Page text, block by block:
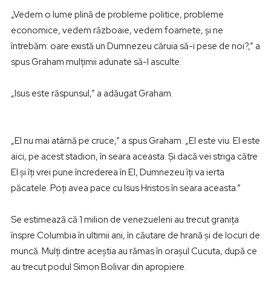
„Vedem o lume plină de probleme politice, probleme
economice, vedem războaie, vedem foamete, şi ne
întrebăm: oare există un Dumnezeu căruia să-i pese de noi?,” a
spus Graham mulţimii adunate să-l asculte.
„Isus este răspunsul,” a adăugat Graham.
„El nu mai atârnă pe cruce,” a spus Graham. „El este viu. El este
aici, pe acest stadion, în seara aceasta. Şi dacă vei striga către
El şi îţi vrei pune încrederea în El, Dumnezeu îţi va ierta
păcatele. Poţi avea pace cu Isus Hristos în seara aceasta.”
Se estimează că 1 milion de venezueleni au trecut graniţa
înspre Columbia în ultimii ani, în căutare de hrană şi de locuri de
muncă. Mulţi dintre aceştia au rămas în oraşul Cucuta, după ce
au trecut podul Simon Bolivar din apropiere.